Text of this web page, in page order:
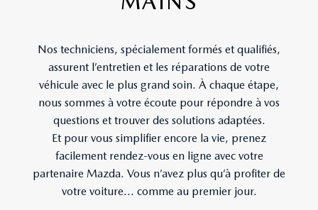
Nos techniciens, spécialement formés et qualifiés,
assurent l’entretien et les réparations de votre
véhicule avec le plus grand soin. À chaque étape,
nous sommes à votre écoute pour répondre à vos
questions et trouver des solutions adaptées.
Et pour vous simplifier encore la vie, prenez
facilement rendez-vous en ligne avec votre
partenaire Mazda. Vous n’avez plus qu’à profiter de
votre voiture… comme au premier jour.